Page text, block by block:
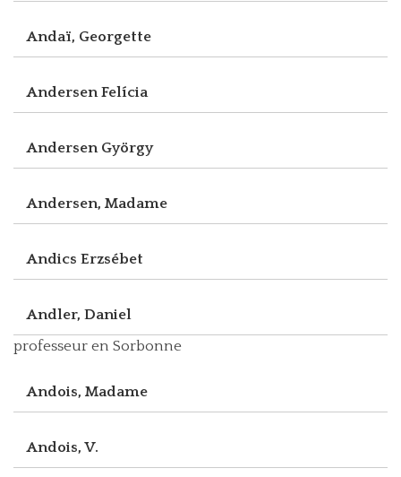
Andaï, Georgette
Andersen Felícia
Andersen György
Andersen, Madame
Andics Erzsébet
Andler, Daniel
professeur en Sorbonne
Andois, Madame
Andois, V.